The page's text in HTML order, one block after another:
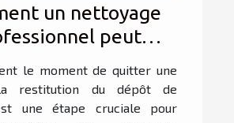
un nettoyage
peut
garantie ?
le moment de quitter une
restitution du dépôt de
une étape cruciale pour